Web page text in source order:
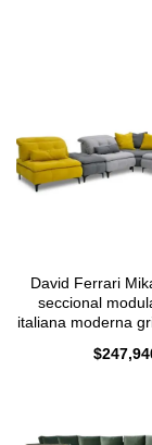
David Ferrari
seccional
italiana moderna
$